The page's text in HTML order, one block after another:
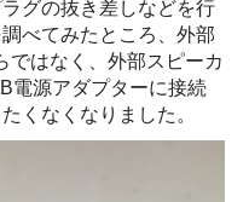
グの抜き差しなどを行
べてみたところ、外部
ではなく、外部スピーカ
電源アダプターに接続
くなくなりました。